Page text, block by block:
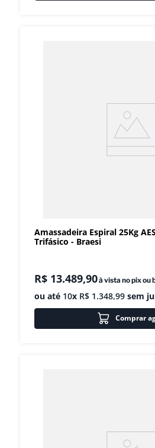
Amassadeira Espiral 25Kg
Trifásico - Braesi
R$ 13.489,90à vista no pix ou
ou até 10x R$ 1.348,99 sem
Comprar